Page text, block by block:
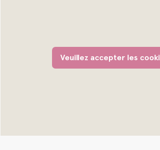
Veuillez accepter les